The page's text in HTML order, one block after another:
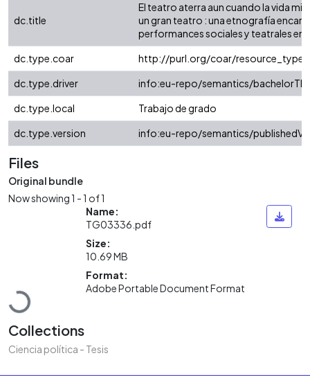
dc.title
El teatro aterra aun cuando la vida
un gran teatro : una etnografía
performances sociales y teatrales en
dc.type.coar
http://purl.org/coar/resource_type/
dc.type.driver
info:eu-repo/semantics/
dc.type.local
Trabajo de grado
dc.type.version
info:eu-repo/semantics/
Files
Original bundle
Now showing1 - 1 of 1
Loading...
Name:
TG03336.pdf
Size:
10.69 MB
Format:
Adobe Portable Document Format
Collections
Ciencia política - Tesis